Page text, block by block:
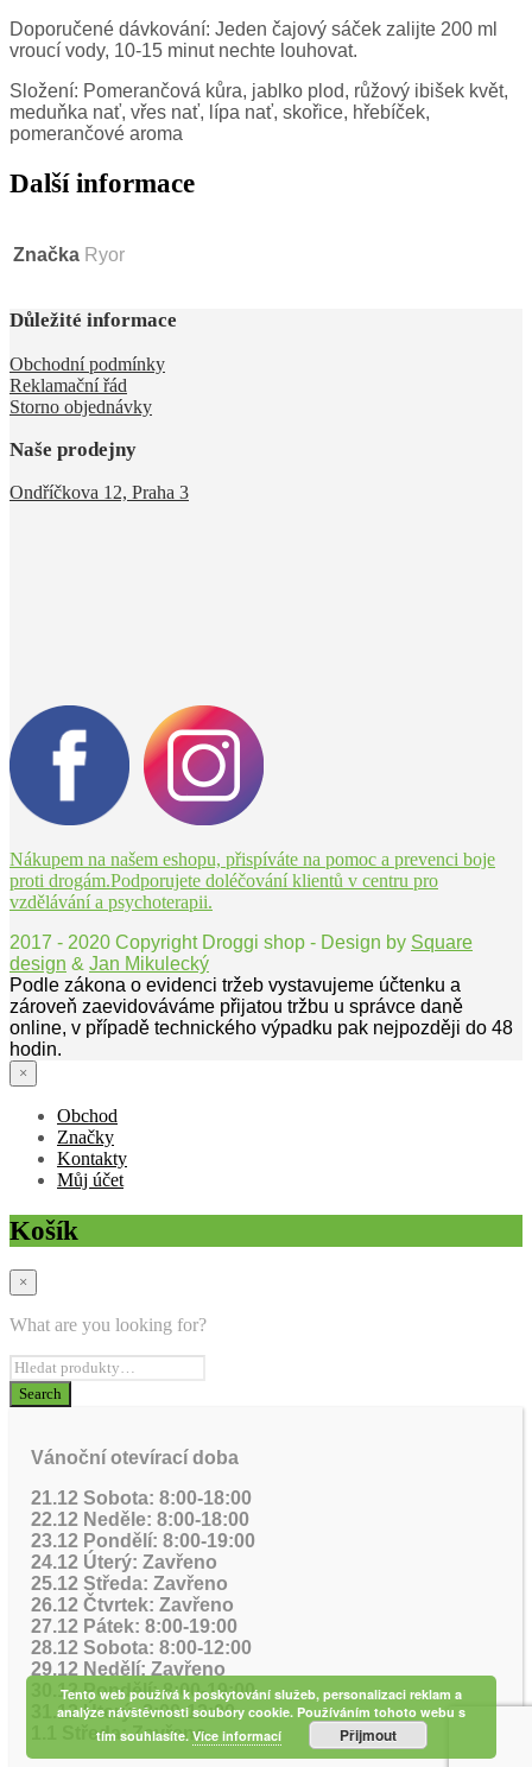
Doporučené dávkování: Jeden čajový sáček zalijte 200 ml
vroucí vody, 10-15 minut nechte louhovat.
Složení: Pomerančová kůra, jablko plod, růžový ibišek květ,
meduňka nať, vřes nať, lípa nať, skořice, hřebíček,
pomerančové aroma
Další informace
Značka Ryor
Důležité informace
Obchodní podmínky
Reklamační řád
Storno objednávky
Naše prodejny
Ondříčkova 12, Praha 3
Nákupem na našem eshopu, přispíváte na pomoc a prevenci boje
proti drogám.Podporujete doléčování klientů v centru pro
vzdělávání a psychoterapii.
2017 - 2020 Copyright Droggi shop - Design by Square
design & Jan Mikulecký
Podle zákona o evidenci tržeb vystavujeme účtenku a
zároveň zaevidováváme přijatou tržbu u správce daně
online, v případě technického výpadku pak nejpozději do 48
hodin.
×
Obchod
Značky
Kontakty
Můj účet
Košík
×
What are you looking for?
Vánoční otevírací doba
21.12 Sobota: 8:00-18:00
22.12 Neděle: 8:00-18:00
23.12 Pondělí: 8:00-19:00
24.12 Úterý: Zavřeno
25.12 Středa: Zavřeno
26.12 Čtvrtek: Zavřeno
27.12 Pátek: 8:00-19:00
28.12 Sobota: 8:00-12:00
29.12 Nedělí: Zavřeno
30.12 Pondělí: 8:00-19:00
31.12 Úterý: 8:00-12:00
1.1 Středa: Zavřeno
Tento web používá k poskytování služeb, personalizaci reklam a
analýze návštěvnosti soubory cookie. Používáním tohoto webu s
tím souhlasíte. Více informací Přijmout